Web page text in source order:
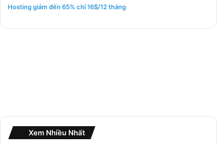
o
Hosting giảm đến 65% chỉ 16$/12 tháng
Xem Nhiều Nhất